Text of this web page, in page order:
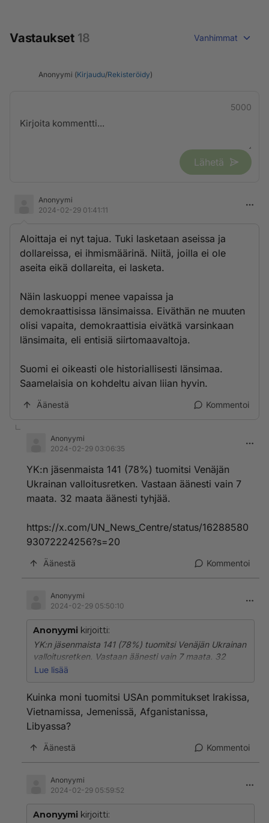
Vastaukset 18 Vanhimmat
Anonyymi (Kirjaudu/Rekisteröidy)
5000
Lähetä
Anonyymi
2024-02-29 01:41:11
Aloittaja ei nyt tajua. Tuki lasketaan aseissa ja
dollareissa, ei ihmismäärinä. Niitä, joilla ei ole
aseita eikä dollareita, ei lasketa.
Näin laskuoppi menee vapaissa ja
demokraattisissa länsimaissa. Eiväthän ne muuten
olisi vapaita, demokraattisia eivätkä varsinkaan
länsimaita, eli entisiä siirtomaavaltoja.
Suomi ei oikeasti ole historiallisesti länsimaa.
Saamelaisia on kohdeltu aivan liian hyvin.
Äänestä Kommentoi
Anonyymi
2024-02-29 03:06:35
YK:n jäsenmaista 141 (78%) tuomitsi Venäjän
Ukrainan valloitusretken. Vastaan äänesti vain 7
maata. 32 maata äänesti tyhjää.
https://x.com/UN_News_Centre/status/16288580
93072224256?s=20
Äänestä Kommentoi
Anonyymi
2024-02-29 05:50:10
Anonyymi kirjoitti:
YK:n jäsenmaista 141 (78%) tuomitsi Venäjän Ukrainan
valloitusretken. Vastaan äänesti vain 7 maata. 32
maata äänesti tyhjää.
https://x.com/UN_News_Centre/status/16288580930
Lue lisää
Kuinka moni tuomitsi USAn pommitukset Irakissa,
Vietnamissa, Jemenissä, Afganistanissa,
Libyassa?
Äänestä Kommentoi
Anonyymi
2024-02-29 05:59:52
Anonyymi kirjoitti: